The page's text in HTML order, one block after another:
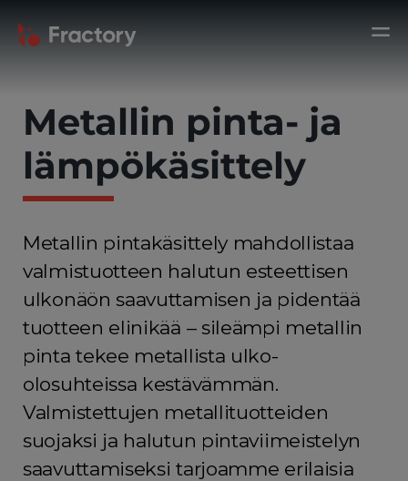
Metallin pinta- ja
lämpökäsittely
Metallin pintakäsittely mahdollistaa
valmistuotteen halutun esteettisen
ulkonäön saavuttamisen ja pidentää
tuotteen elinikää – sileämpi metallin
pinta tekee metallista ulko-
olosuhteissa kestävämmän.
Valmistettujen metallituotteiden
suojaksi ja halutun pintaviimeistelyn
saavuttamiseksi tarjoamme erilaisia